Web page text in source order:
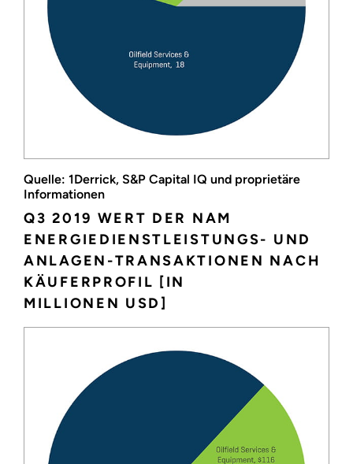
Quelle: 1Derrick, S&P Capital IQ und proprietäre
Informationen
Q3 2019 WERT DER NAM
ENERGIEDIENSTLEISTUNGS- UND
ANLAGEN-TRANSAKTIONEN NACH
KÄUFERPROFIL [IN
MILLIONEN USD]